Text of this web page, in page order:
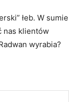
łeb. W sumie
nas klientów
wyrabia?